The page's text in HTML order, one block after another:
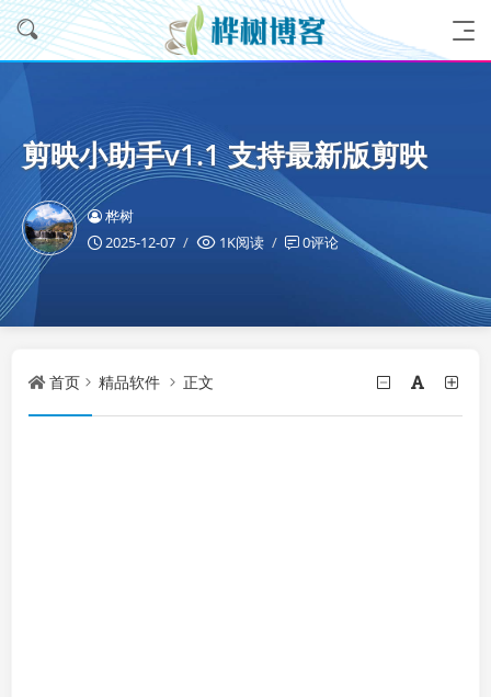
剪映小助手v1.1 支持最新版剪映
桦树
2025-12-07
1K阅读 0评论
首页 精品软件 正文